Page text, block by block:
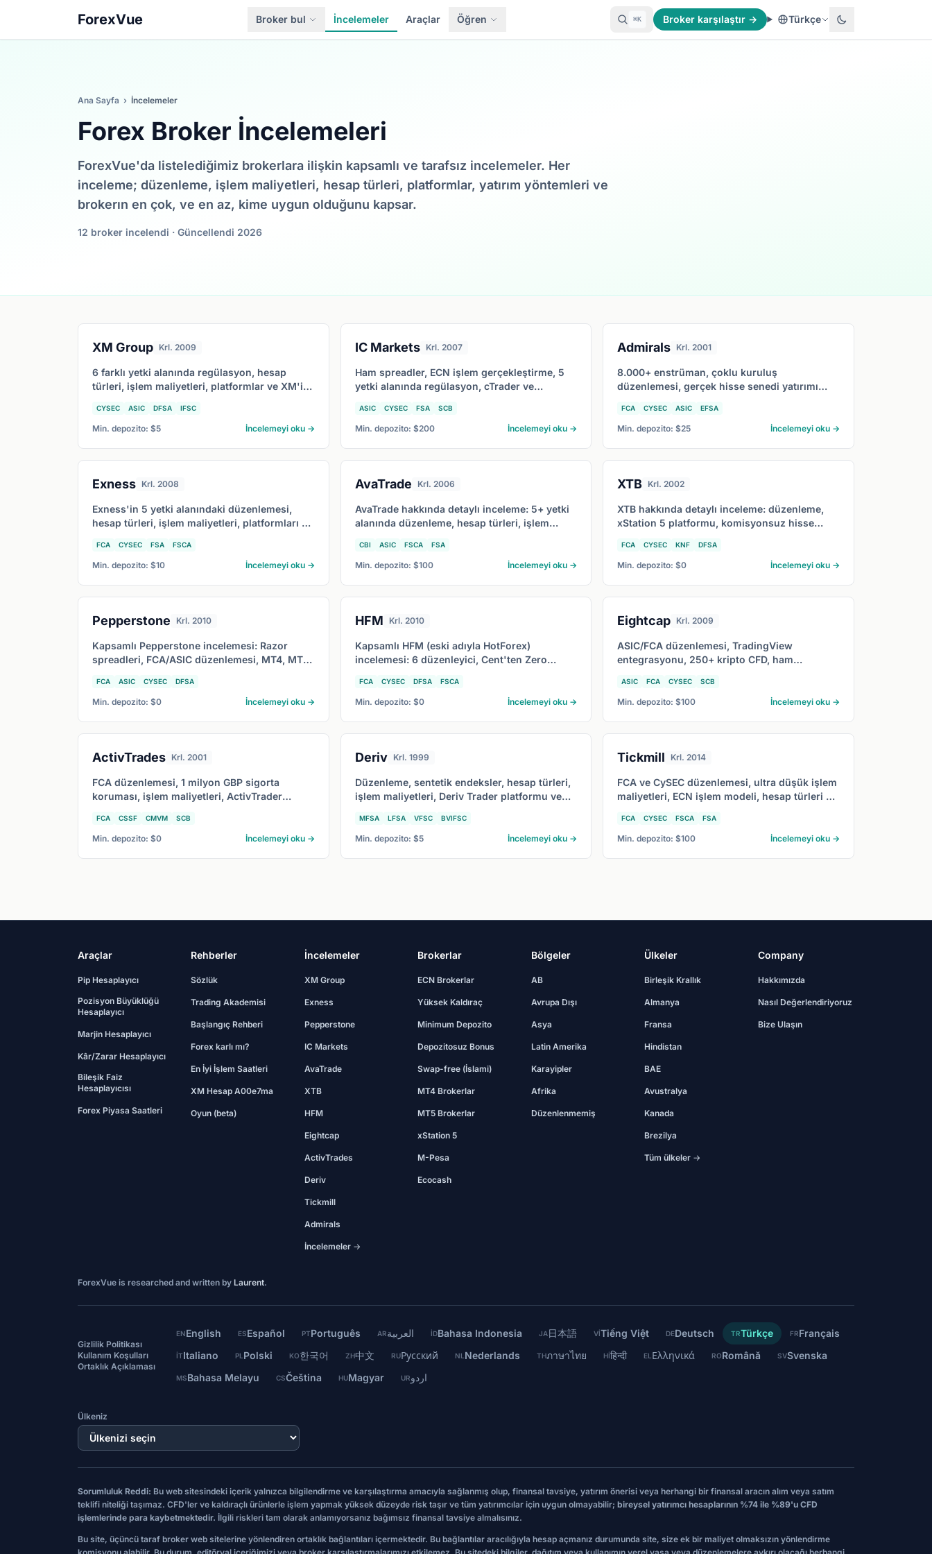
ForexVue Broker bul İncelemeler Araçlar Öğren ⌘K Broker karşılaştır → Türkçe
Ana Sayfa › İncelemeler
Forex Broker İncelemeleri
ForexVue'da listelediğimiz brokerlara ilişkin kapsamlı ve tarafsız incelemeler. Her
inceleme; düzenleme, işlem maliyetleri, hesap türleri, platformlar, yatırım yöntemleri ve
brokerın en çok, ve en az, kime uygun olduğunu kapsar.
12 broker incelendi · Güncellendi 2026
XM Group Krl. 2009
6 farklı yetki alanında regülasyon, hesap
türleri, işlem maliyetleri, platformlar ve XM'in
kapsayan detaylı XM incelemesi.
CYSEC ASIC DFSA IFSC
Min. depozito: $5 İncelemeyi oku →
IC Markets Krl. 2007
Ham spreadler, ECN işlem gerçekleştirme, 5
yetki alanında regülasyon, cTrader ve
Markets'ın 2026'da en çok kime uygun
olduğunu kapsayan detaylı IC Markets
ASIC CYSEC FSA SCB
Min. depozito: $200 İncelemeyi oku →
Admirals Krl. 2001
8.000+ enstrüman, çoklu kuruluş
düzenlemesi, gerçek hisse senedi yatırımı
Admirals'ın 2026'da en çok kime uygun
olduğunu kapsayan kapsamlı Admirals
FCA CYSEC ASIC EFSA
Min. depozito: $25 İncelemeyi oku →
Exness Krl. 2008
Exness'in 5 yetki alanındaki düzenlemesi,
hesap türleri, işlem maliyetleri, platformları ve
kapsayan detaylı inceleme.
FCA CYSEC FSA FSCA
Min. depozito: $10 İncelemeyi oku →
AvaTrade Krl. 2006
AvaTrade hakkında detaylı inceleme: 5+ yetki
alanında düzenleme, hesap türleri, işlem
2026'da AvaTrade'in en uygun olduğu
yatırımcı profili.
CBI ASIC FSCA FSA
Min. depozito: $100 İncelemeyi oku →
XTB Krl. 2002
XTB hakkında detaylı inceleme: düzenleme,
xStation 5 platformu, komisyonsuz hisse
en uygun olduğu yatırımcı profili.
FCA CYSEC KNF DFSA
Min. depozito: $0 İncelemeyi oku →
Pepperstone Krl. 2010
Kapsamlı Pepperstone incelemesi: Razor
spreadleri, FCA/ASIC düzenlemesi, MT4, MT5,
2026'da Pepperstone'un en uygun olduğu
profil.
FCA ASIC CYSEC DFSA
Min. depozito: $0 İncelemeyi oku →
HFM Krl. 2010
Kapsamlı HFM (eski adıyla HotForex)
incelemesi: 6 düzenleyici, Cent'ten Zero
uygun olduğu profil.
FCA CYSEC DFSA FSCA
Min. depozito: $0 İncelemeyi oku →
Eightcap Krl. 2009
ASIC/FCA düzenlemesi, TradingView
entegrasyonu, 250+ kripto CFD, ham
uygun olduğunu kapsayan detaylı Eightcap
incelemesi.
ASIC FCA CYSEC SCB
Min. depozito: $100 İncelemeyi oku →
ActivTrades Krl. 2001
FCA düzenlemesi, 1 milyon GBP sigorta
koruması, işlem maliyetleri, ActivTrader
kime uygun olduğunu kapsayan kapsamlı
ActivTrades incelemesi.
FCA CSSF CMVM SCB
Min. depozito: $0 İncelemeyi oku →
Deriv Krl. 1999
Düzenleme, sentetik endeksler, hesap türleri,
işlem maliyetleri, Deriv Trader platformu ve
olduğunu kapsayan kapsamlı Deriv
incelemesi.
MFSA LFSA VFSC BVIFSC
Min. depozito: $5 İncelemeyi oku →
Tickmill Krl. 2014
FCA ve CySEC düzenlemesi, ultra düşük işlem
maliyetleri, ECN işlem modeli, hesap türleri ve
olduğunu kapsayan detaylı Tickmill
incelemesi.
FCA CYSEC FSCA FSA
Min. depozito: $100 İncelemeyi oku →
Araçlar
Pip Hesaplayıcı
Pozisyon Büyüklüğü
Hesaplayıcı
Marjin Hesaplayıcı
Kâr/Zarar Hesaplayıcı
Bileşik Faiz
Hesaplayıcısı
Forex Piyasa Saatleri
Rehberler
Sözlük
Trading Akademisi
Başlangıç Rehberi
Forex karlı mı?
En İyi İşlem Saatleri
XM Hesap A00e7ma
Oyun (beta)
İncelemeler
XM Group
Exness
Pepperstone
IC Markets
AvaTrade
XTB
HFM
Eightcap
ActivTrades
Deriv
Tickmill
Admirals
İncelemeler →
Brokerlar
ECN Brokerlar
Yüksek Kaldıraç
Minimum Depozito
Depozitosuz Bonus
Swap-free (İslami)
MT4 Brokerlar
MT5 Brokerlar
xStation 5
M-Pesa
Ecocash
Bölgeler
AB
Avrupa Dışı
Asya
Latin Amerika
Karayipler
Afrika
Düzenlenmemiş
Ülkeler
Birleşik Krallık
Almanya
Fransa
Hindistan
BAE
Avustralya
Kanada
Brezilya
Tüm ülkeler →
Company
Hakkımızda
Nasıl Değerlendiriyoruz
Bize Ulaşın
ForexVue is researched and written by Laurent.
Gizlilik Politikası
Kullanım Koşulları
Ortaklık Açıklaması
ENEnglish ESEspañol PTPortuguês ARالعربية IDBahasa Indonesia JA日本語 VITiếng Việt DEDeutsch TRTürkçe FRFrançais
ITItaliano PL Polski KO한국어 ZH中文 RUРусский NL Nederlands THภาษาไทย HIहिन्दी EL Ελληνικά RORomână SVSvenska
MSBahasa Melayu CSČeština HUMagyar URاردو
Ülkeniz
Sorumluluk Reddi: Bu web sitesindeki içerik yalnızca bilgilendirme ve karşılaştırma amacıyla sağlanmış olup, finansal tavsiye, yatırım önerisi veya herhangi bir finansal aracın alım veya satım
teklifi niteliği taşımaz. CFD'ler ve kaldıraçlı ürünlerle işlem yapmak yüksek düzeyde risk taşır ve tüm yatırımcılar için uygun olmayabilir; bireysel yatırımcı hesaplarının %74 ile %89'u CFD
işlemlerinde para kaybetmektedir. İlgili riskleri tam olarak anlamıyorsanız bağımsız finansal tavsiye almalısınız.
Bu site, üçüncü taraf broker web sitelerine yönlendiren ortaklık bağlantıları içermektedir. Bu bağlantılar aracılığıyla hesap açmanız durumunda site, size ek bir maliyet olmaksızın yönlendirme